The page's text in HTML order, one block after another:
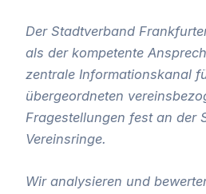
Der Stadtverband
als der kompetente
zentrale Informationskanal
übergeordneten
Fragestellungen fest an der
Vereinsringe.
Wir analysieren und